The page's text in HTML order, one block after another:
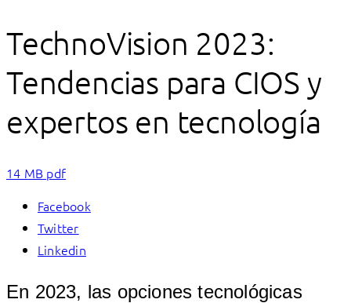
TechnoVision 2023:
Tendencias para CIOS y
expertos en tecnología
14 MB pdf
Facebook
Twitter
Linkedin
En 2023, las opciones tecnológicas